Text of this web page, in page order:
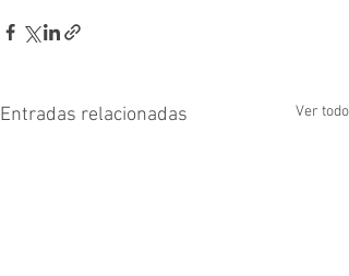
Entradas relacionadas Ver todo